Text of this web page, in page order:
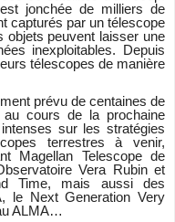
jonchée de milliers de
capturés par un télescope
objets peuvent laisser une
inexploitables. Depuis
télescopes de manière
prévu de centaines de
cours de la prochaine
sur les stratégies
terrestres à venir,
Magellan Telescope de
Vera Rubin et
Time, mais aussi des
le Next Generation Very
ALMA…